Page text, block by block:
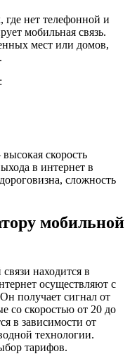
где нет телефонной и
мобильная связь.
мест или домов,
скорость
в интернет в
сложность
мобильной
находится в
осуществляют с
получает сигнал от
со скоростью от 20 до
в зависимости от
технологии.
тарифов.